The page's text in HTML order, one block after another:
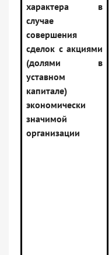
характера в
случае
совершения
сделок с акциями
(долями в
уставном
капитале)
экономически
значимой
организации